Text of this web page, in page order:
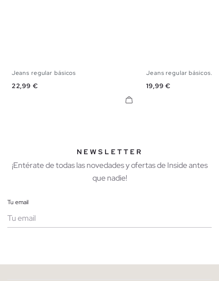
38
Jeans regular básicos
Precio
22,99 €
38
Jeans regular básicos...
Precio
19,99 €
NEWSLETTER
¡Entérate de todas las novedades y ofertas de Inside antes
que nadie!
Tu email